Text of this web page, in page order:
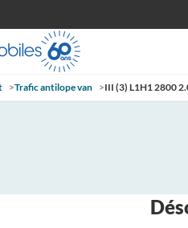
>Trafic antilope van >III (3) L1H1 2800